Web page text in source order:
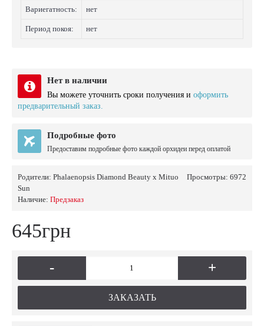
Вариегатность: нет
Период покоя: нет
Нет в наличии
Вы можете уточнить сроки получения и оформить
предварительный заказ.
Подробные фото
Предоставим подробные фото каждой орхидеи перед оплатой
Просмотры: 6972
Родители: Phalaenopsis Diamond Beauty x Mituo
Sun
Наличие: Предзаказ
645грн
- +
ЗАКАЗАТЬ